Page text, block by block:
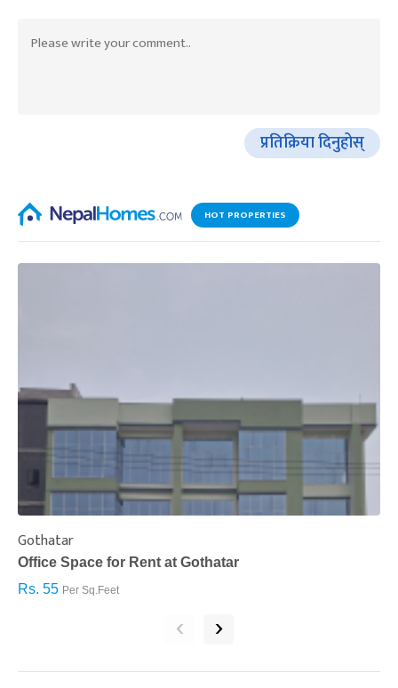
प्रतिक्रिया दिनुहोस्
HOT PROPERTIES
Gothatar
Office Space for Rent at Gothatar
Rs. 55 Per Sq.Feet
‹ ›